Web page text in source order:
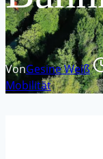
VonGesine Weiß
Mobilität